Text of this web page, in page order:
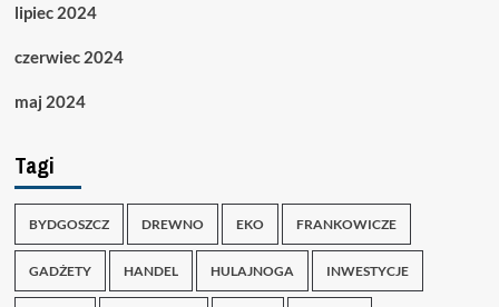
lipiec 2024
czerwiec 2024
maj 2024
Tagi
BYDGOSZCZ DREWNO EKO FRANKOWICZE
GADŻETY HANDEL HULAJNOGA INWESTYCJE